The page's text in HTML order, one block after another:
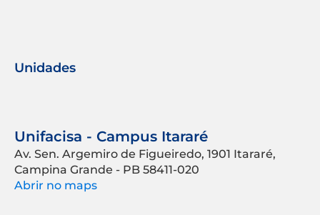
Unidades
Unifacisa - Campus Itararé
Av. Sen. Argemiro de Figueiredo, 1901 Itararé,
Campina Grande - PB 58411-020
Abrir no maps